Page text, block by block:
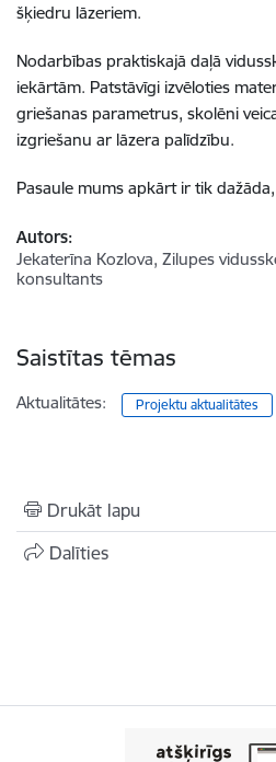
šķiedru lāzeriem.
Nodarbības praktiskajā daļā
iekārtām. Patstāvīgi izvēloties
griešanas parametrus, skolēni
izgriešanu ar lāzera palīdzību.
Pasaule mums apkārt ir tik
Autors:
Jekaterīna Kozlova, Zilupes
konsultants
Saistītas tēmas
Aktualitātes: Projektu aktualitātes
Drukāt lapu
Dalīties